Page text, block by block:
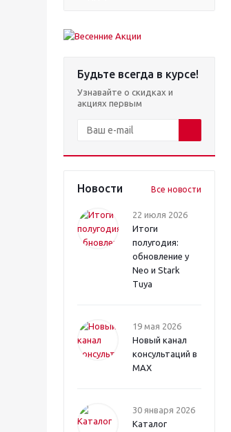
Будьте всегда в курсе!
Узнавайте о скидках и
акциях первым
Новости Все новости
22 июля 2026
Итоги
полугодия:
обновление у
Neo и Stark
Tuya
19 мая 2026
Новый канал
консультаций в
MAX
30 января 2026
Каталог